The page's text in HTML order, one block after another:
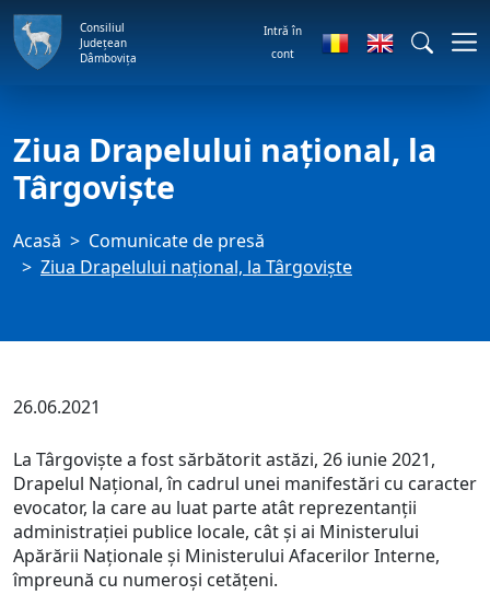
Consiliul
Județean
Dâmbovița
Intră în
cont
Ziua Drapelului național, la
Târgoviște
Acasă
Comunicate de presă
Ziua Drapelului național, la Târgoviște
26.06.2021
La Târgoviște a fost sărbătorit astăzi, 26 iunie 2021,
Drapelul Național, în cadrul unei manifestări cu caracter
evocator, la care au luat parte atât reprezentanții
administrației publice locale, cât și ai Ministerului
Apărării Naționale și Ministerului Afacerilor Interne,
împreună cu numeroși cetățeni.